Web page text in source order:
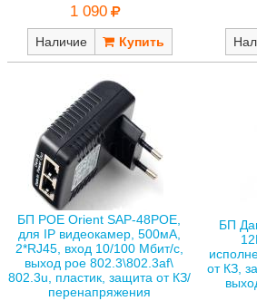
1 090
Наличие
БП POE Orient SAP-48POE,
для IP видеокамер, 500мА,
2*RJ45, вход 10/100 Мбит/с,
выход poe 802.3\802.3af\
802.3u, пластик, защита от КЗ/
перенапряжения
БП
от КЗ,